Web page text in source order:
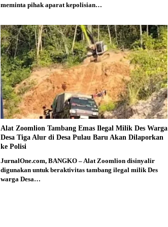
meminta pihak aparat kepolisian…
Alat Zoomlion Tambang Emas Ilegal Milik Des Warga
Desa Tiga Alur di Desa Pulau Baru Akan Dilaporkan
ke Polisi
JurnalOne.com, BANGKO – Alat Zoomlion disinyalir
digunakan untuk beraktivitas tambang ilegal milik Des
warga Desa…